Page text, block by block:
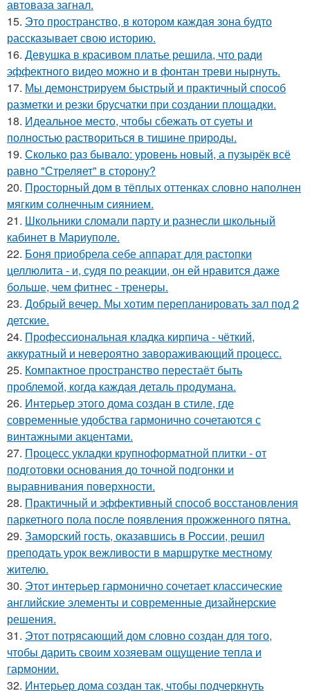
автоваза загнал.
15. Это пространство, в котором каждая зона будто
рассказывает свою историю.
16. Девушка в красивом платье решила, что ради
эффектного видео можно и в фонтан треви нырнуть.
17. Мы демонстрируем быстрый и практичный способ
разметки и резки брусчатки при создании площадки.
18. Идеальное место, чтобы сбежать от суеты и
полностью раствориться в тишине природы.
19. Сколько раз бывало: уровень новый, а пузырёк всё
равно "Стреляет" в сторону?
20. Просторный дом в тёплых оттенках словно наполнен
мягким солнечным сиянием.
21. Школьники сломали парту и разнесли школьный
кабинет в Мариуполе.
22. Боня приобрела себе аппарат для растопки
целлюлита - и, судя по реакции, он ей нравится даже
больше, чем фитнес - тренеры.
23. Добрый вечер. Мы хотим перепланировать зал под 2
детские.
24. Профессиональная кладка кирпича - чёткий,
аккуратный и невероятно завораживающий процесс.
25. Компактное пространство перестаёт быть
проблемой, когда каждая деталь продумана.
26. Интерьер этого дома создан в стиле, где
современные удобства гармонично сочетаются с
винтажными акцентами.
27. Процесс укладки крупноформатной плитки - от
подготовки основания до точной подгонки и
выравнивания поверхности.
28. Практичный и эффективный способ восстановления
паркетного пола после появления прожженного пятна.
29. Заморский гость, оказавшись в России, решил
преподать урок вежливости в маршрутке местному
жителю.
30. Этот интерьер гармонично сочетает классические
английские элементы и современные дизайнерские
решения.
31. Этот потрясающий дом словно создан для того,
чтобы дарить своим хозяевам ощущение тепла и
гармонии.
32. Интерьер дома создан так, чтобы подчеркнуть